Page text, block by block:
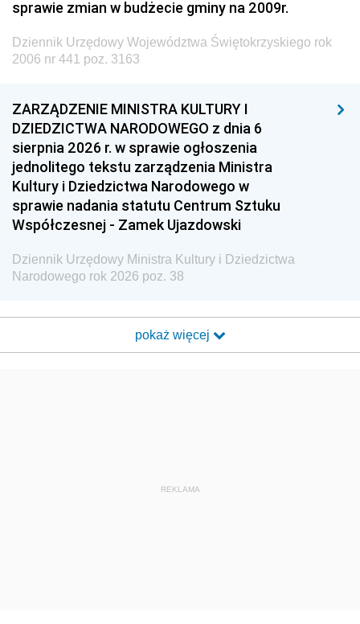
sprawie zmian w budżecie gminy na 2009r.
Dziennik Urzędowy Województwa Świętokrzyskiego rok
2006 nr 441 poz. 3163
ZARZĄDZENIE MINISTRA KULTURY I
DZIEDZICTWA NARODOWEGO z dnia 6
sierpnia 2026 r. w sprawie ogłoszenia
jednolitego tekstu zarządzenia Ministra
Kultury i Dziedzictwa Narodowego w
sprawie nadania statutu Centrum Sztuku
Współczesnej - Zamek Ujazdowski
Dziennik Urzędowy Ministra Kultury i Dziedzictwa
Narodowego rok 2026 poz. 38
pokaż więcej
REKLAMA